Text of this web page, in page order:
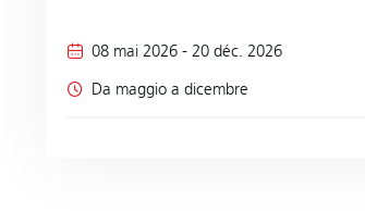
08 mai 2026 - 20 déc. 2026
Da maggio a dicembre